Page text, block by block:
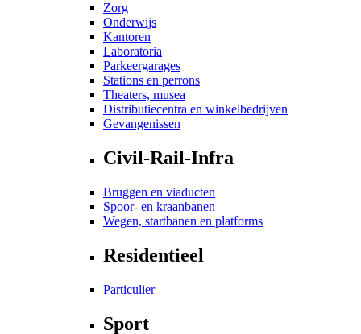
Zorg
Onderwijs
Kantoren
Laboratoria
Parkeergarages
Stations en perrons
Theaters, musea
Distributiecentra en winkelbedrijven
Gevangenissen
Civil-Rail-Infra
Bruggen en viaducten
Spoor- en kraanbanen
Wegen, startbanen en platforms
Residentieel
Particulier
Sport